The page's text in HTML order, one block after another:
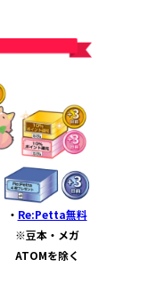
・ Re:Petta無料
※豆本・メガ
ATOMを除く